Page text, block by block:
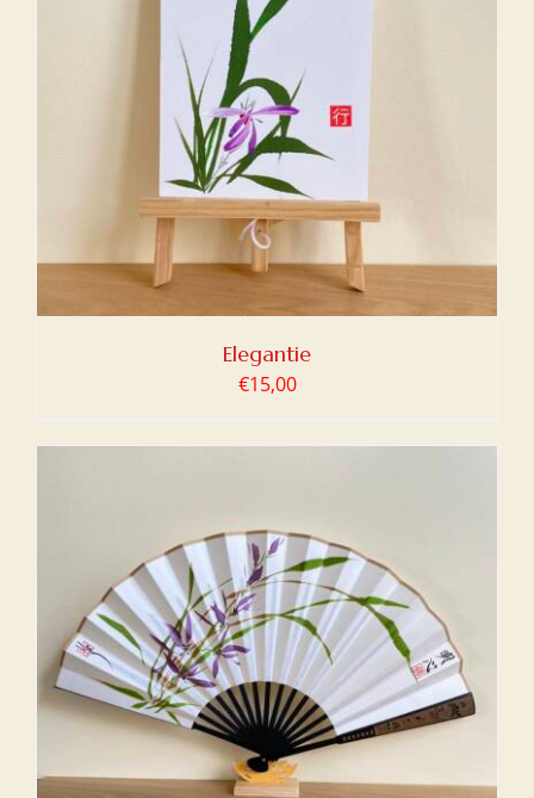
Elegantie
€15,00